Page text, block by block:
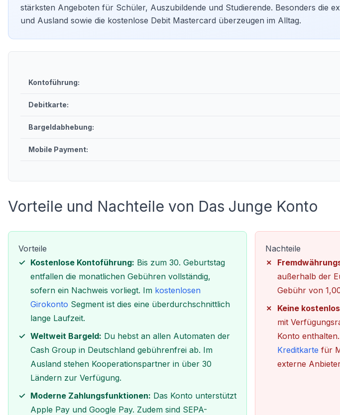
stärksten Angeboten für Schüler, Auszubildende und Studierende. Besonders die
und Ausland sowie die kostenlose Debit Mastercard überzeugen im Alltag.
Kontoführung:
Debitkarte:
Bargeldabhebung:
Mobile Payment:
Vorteile und Nachteile von Das Junge Konto
Vorteile
Kostenlose Kontoführung: Bis zum 30. Geburtstag
entfallen die monatlichen Gebühren vollständig,
sofern ein Nachweis vorliegt. Im kostenlosen
Girokonto Segment ist dies eine überdurchschnittlich
lange Laufzeit.
Weltweit Bargeld: Du hebst an allen Automaten der
Cash Group in Deutschland gebührenfrei ab. Im
Ausland stehen Kooperationspartner in über 30
Ländern zur Verfügung.
Moderne Zahlungsfunktionen: Das Konto unterstützt
Apple Pay und Google Pay. Zudem sind SEPA-
Nachteile
außerhalb der
Gebühr von
Keine
mit
Konto
Kreditkarte für
externe